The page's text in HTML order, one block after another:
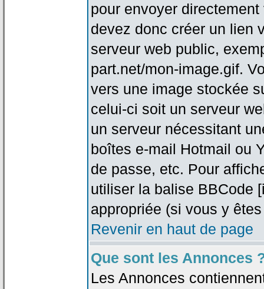
pour envoyer
devez donc créer un lien
serveur web public,
part.net/mon-image.gif.
vers une image stockée
celui-ci soit un serveur
un serveur nécessitant
boîtes e-mail Hotmail ou
de passe, etc. Pour
utiliser la balise BBCode
appropriée (si vous y
Revenir en haut de page
Que sont les Annonces
Les Annonces